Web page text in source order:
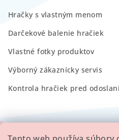
Hračky s vlastným menom
Darčekové balenie hračiek
Vlastné fotky produktov
Výborný zákaznícky servis
Kontrola hračiek pred